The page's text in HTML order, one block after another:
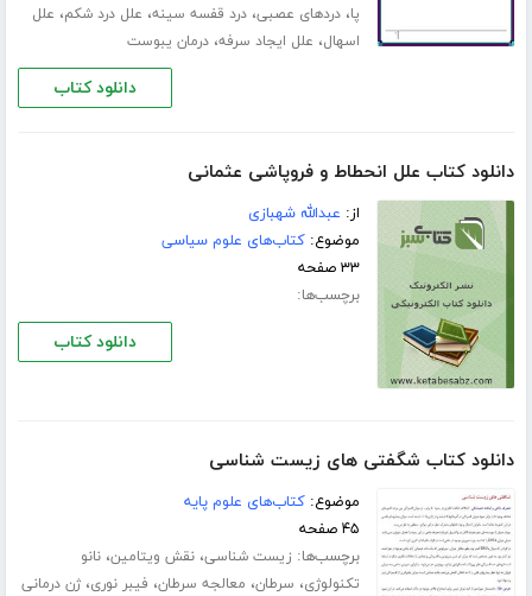
پا،دردهای عصبی،درد قفسه سینه، علل درد شکم، علل
اسهال، علل ایجاد سرفه،درمان یبوست
دانلود کتاب
دانلود کتاب علل انحطاط و فروپاشی عثمانی
از: عبدالله شهبازی
موضوع:کتاب‌های علوم سیاسی
۳۳ صفحه
برچسب‌ها:
دانلود کتاب
دانلود کتاب شگفتی های زیست شناسی
موضوع:کتاب‌های علوم پایه
۴۵ صفحه
برچسب‌ها: زیست شناسی،نقش ویتامین،نانو
تکنولوژی، سرطان، معالجه سرطان، فیبر نوری،ژن درمانی